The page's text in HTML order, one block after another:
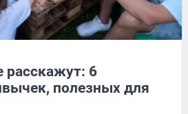
расскажут: 6
полезных для